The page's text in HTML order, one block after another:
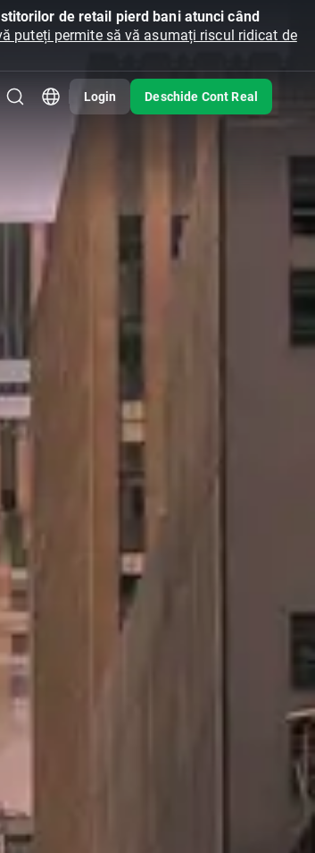
de retail pierd bani atunci când
puteți permite să vă asumați riscul ridicat de
Login Deschide Cont Real